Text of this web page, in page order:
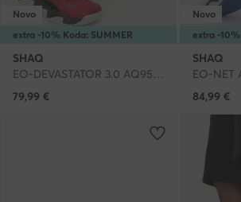
extra -10% Koda: SUMMER
Novo
SHAQ
EO-DEVASTATOR 3.0 AQ95078M-R · Čevlji za košarko
79,99 €
extra -
Novo
SHAQ
84,99 €